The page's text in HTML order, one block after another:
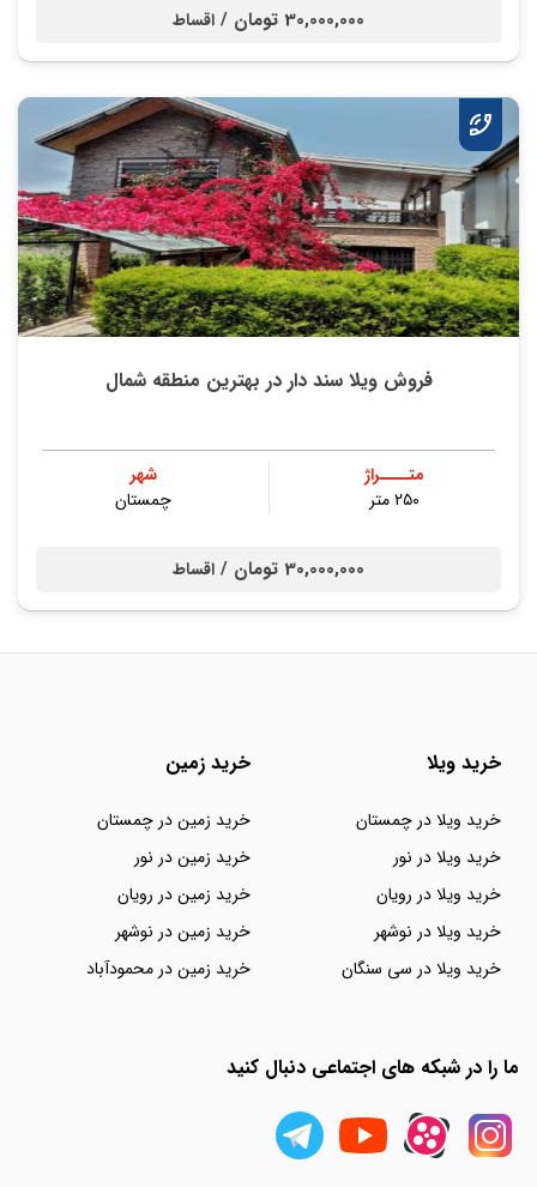
30,000,000 تومان / اقساط
فروش ویلا سند دار در بهترین منطقه شمال
متــــراژ
۲۵۰ متر
شهر
چمستان
30,000,000 تومان / اقساط
خرید ویلا
خرید ویلا در چمستان
خرید ویلا در نور
خرید ویلا در رویان
خرید ویلا در نوشهر
خرید ویلا در سی سنگان
خرید زمین
خرید زمین در چمستان
خرید زمین در نور
خرید زمین در رویان
خرید زمین در نوشهر
خرید زمین در محمودآباد
ما را در شبکه های اجتماعی دنبال کنید